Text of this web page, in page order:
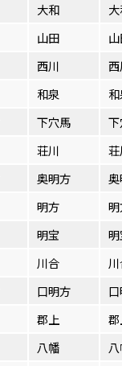
大和
山田
西川
和泉
下穴馬
荘川
奥明方
明方
明宝
川合
口明方
郡上
八幡